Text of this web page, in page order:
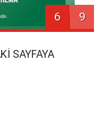
6 9
SAYFAYA